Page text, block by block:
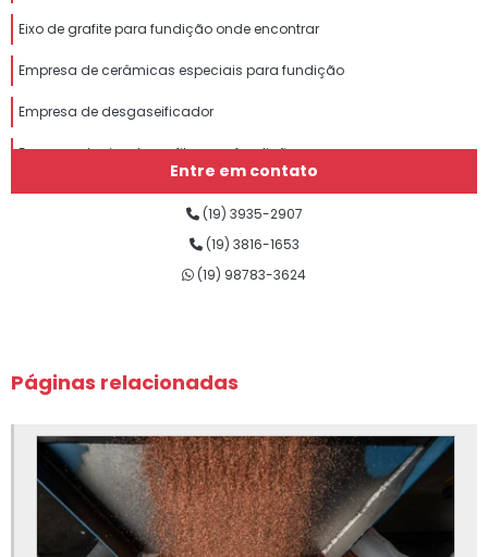
Eixo de grafite para fundição onde encontrar
Empresa de cerâmicas especiais para fundição
Empresa de desgaseificador
Empresa de eixo de grafite para fundição
Empresa de grafite para fundição
Empresa de insumos para fundição
Empresa de lubrificantes para fundição
Empresa de sílica fundida
Empresa de silicato de cálcio para fundição
Empresa de tinta para fundição
Fábrica de eixo de grafite para fundição
Entre em contato
(19) 3935-2907
(19) 3816-1653
(19) 98783-3624
Páginas relacionadas